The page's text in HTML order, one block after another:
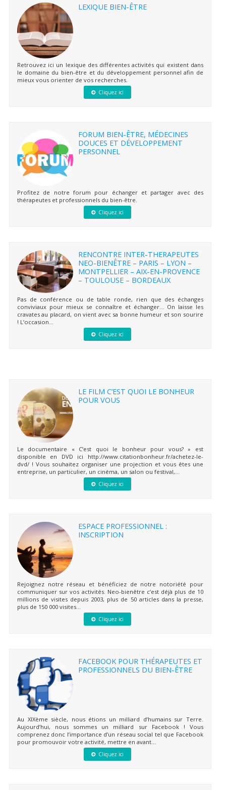
LEXIQUE BIEN-ÊTRE
Retrouvez ici un lexique des différentes activités qui existent dans
le domaine du bien-être et du développement personnel afin de
mieux vous orienter de vos recherches.
Cliquez ici
FORUM BIEN-ÊTRE, MÉDECINES
DOUCES ET DÉVELOPPEMENT
PERSONNEL
Profitez de notre forum pour échanger et partager avec des
thérapeutes et professionnels du bien-être.
Cliquez ici
RENCONTRE INTER-THERAPEUTES
NEO-BIENÊTRE – PARIS – LYON –
MONTPELLIER – AIX-EN-PROVENCE
– TOULOUSE – BORDEAUX
Pas de conférence ou de table ronde, rien que des échanges
conviviaux pour mieux se connaître et échanger… On laisse les
cravates au placard, on vient avec sa bonne humeur et son sourire
! L’occasion...
Cliquez ici
LE FILM C’EST QUOI LE BONHEUR
POUR VOUS
Le documentaire « C’est quoi le bonheur pour vous? » est
disponible en DVD ici http://www.citationbonheur.fr/achetez-le-
dvd/ ! Vous souhaitez organiser une projection et vous êtes une
entreprise, un particulier, un cinéma, un salon ou festival,...
Cliquez ici
ESPACE PROFESSIONNEL :
INSCRIPTION
Rejoignez notre réseau et bénéficiez de notre notoriété pour
communiquer sur vos activités. Neo-bienêtre c’est déjà plus de 10
millions de visites depuis 2003, plus de 50 articles dans la presse,
plus de 150 000 visites...
Cliquez ici
FACEBOOK POUR THÉRAPEUTES ET
PROFESSIONNELS DU BIEN-ÊTRE
Au XIXème siècle, nous étions un milliard d’humains sur Terre.
Aujourd’hui, nous sommes un milliard sur Facebook ! Vous
comprenez donc l’importance d’un réseau social tel que Facebook
pour promouvoir votre activité, mettre en avant...
Cliquez ici